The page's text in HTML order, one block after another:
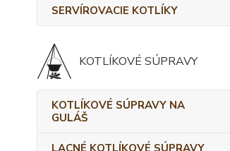
SERVÍROVACIE KOTLÍKY
KOTLÍKOVÉ SÚPRAVY
KOTLÍKOVÉ SÚPRAVY NA
GULÁŠ
LACNÉ KOTLÍKOVÉ SÚPRAVY